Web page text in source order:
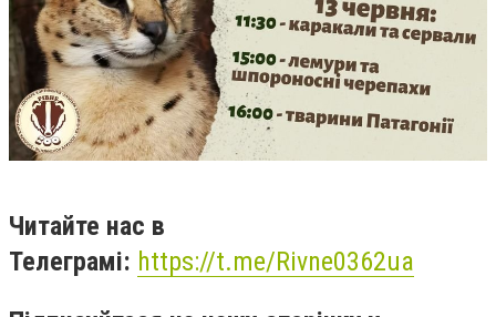
Читайте нас в
Телеграмі: https://t.me/Rivne0362ua